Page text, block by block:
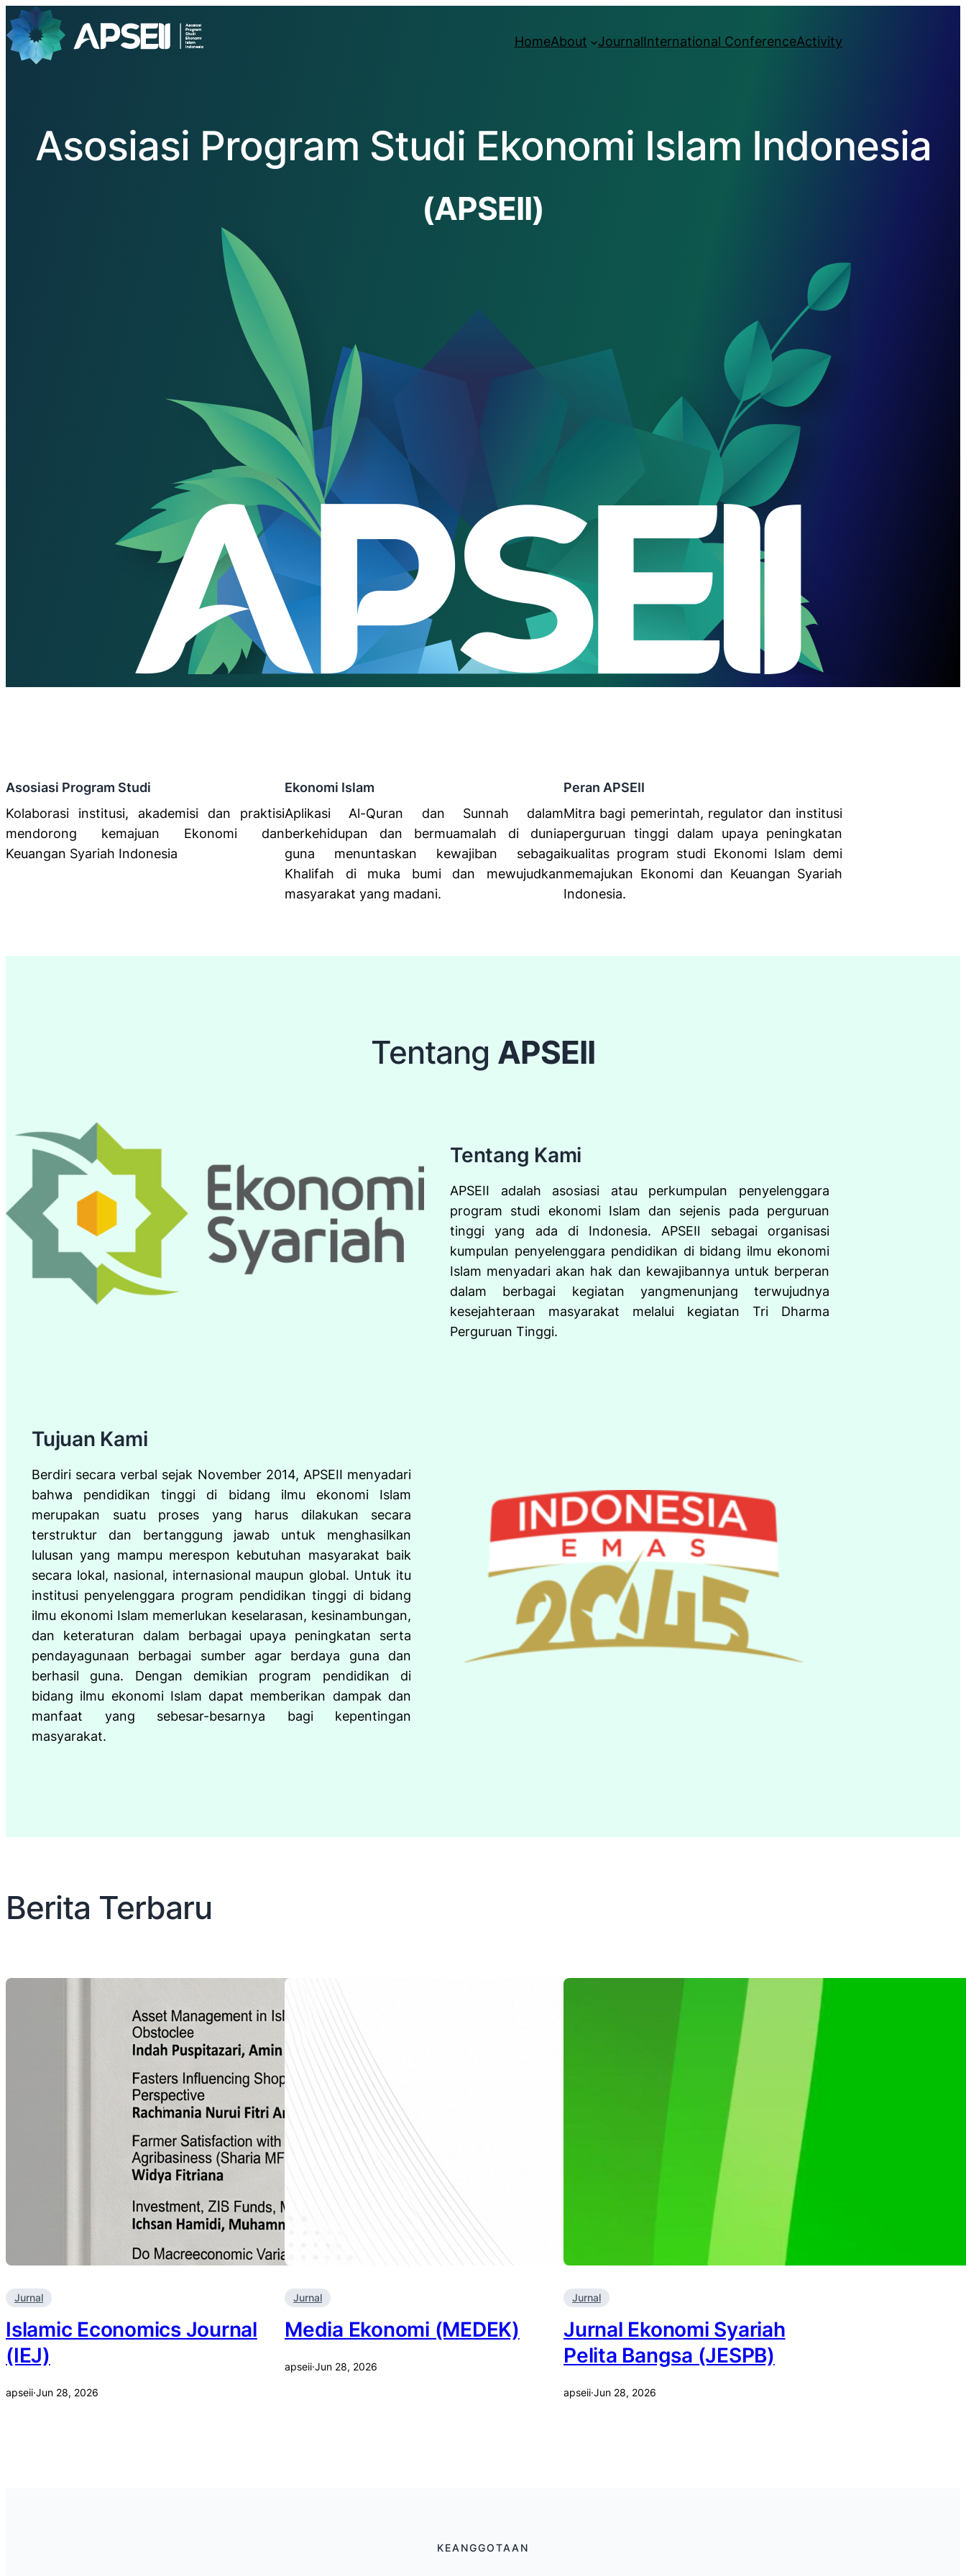
HomeAbout JournalInternational ConferenceActivity
Asosiasi Program Studi Ekonomi Islam Indonesia
(APSEII)
Asosiasi Program Studi
Kolaborasi institusi, akademisi dan praktisi
mendorong kemajuan Ekonomi dan
Keuangan Syariah Indonesia
Ekonomi Islam
Aplikasi Al-Quran dan Sunnah dalam
berkehidupan dan bermuamalah di dunia
guna menuntaskan kewajiban sebagai
Khalifah di muka bumi dan mewujudkan
masyarakat yang madani.
Peran APSEII
Mitra bagi pemerintah, regulator dan institusi
perguruan tinggi dalam upaya peningkatan
kualitas program studi Ekonomi Islam demi
memajukan Ekonomi dan Keuangan Syariah
Indonesia.
Tentang APSEII
Tentang Kami
APSEII adalah asosiasi atau perkumpulan penyelenggara
program studi ekonomi Islam dan sejenis pada perguruan
tinggi yang ada di Indonesia. APSEIl sebagai organisasi
kumpulan penyelenggara pendidikan di bidang ilmu ekonomi
Islam menyadari akan hak dan kewajibannya untuk berperan
dalam berbagai kegiatan yangmenunjang terwujudnya
kesejahteraan masyarakat melalui kegiatan Tri Dharma
Perguruan Tinggi.
Tujuan Kami
Berdiri secara verbal sejak November 2014, APSEII menyadari
bahwa pendidikan tinggi di bidang ilmu ekonomi Islam
merupakan suatu proses yang harus dilakukan secara
terstruktur dan bertanggung jawab untuk menghasilkan
lulusan yang mampu merespon kebutuhan masyarakat baik
secara lokal, nasional, internasional maupun global. Untuk itu
institusi penyelenggara program pendidikan tinggi di bidang
ilmu ekonomi Islam memerlukan keselarasan, kesinambungan,
dan keteraturan dalam berbagai upaya peningkatan serta
pendayagunaan berbagai sumber agar berdaya guna dan
berhasil guna. Dengan demikian program pendidikan di
bidang ilmu ekonomi Islam dapat memberikan dampak dan
manfaat yang sebesar-besarnya bagi kepentingan
masyarakat.
Berita Terbaru
Jurnal
Islamic Economics Journal
(IEJ)
apseii·Jun 28, 2026
Jurnal
Media Ekonomi (MEDEK)
apseii·Jun 28, 2026
Jurnal
Jurnal Ekonomi Syariah
Pelita Bangsa (JESPB)
apseii·Jun 28, 2026
KEANGGOTAAN